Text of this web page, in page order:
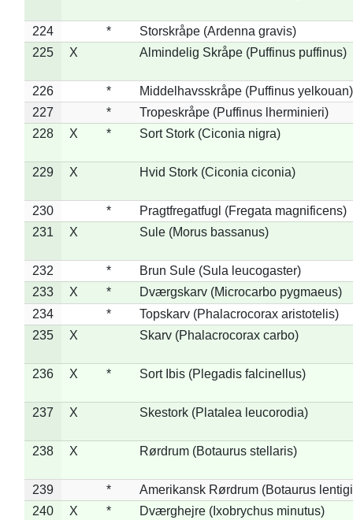
224 *
Storskråpe (Ardenna gravis)
225
X Almindelig Skråpe (Puffinus puffinus)
226 *
Middelhavsskråpe (Puffinus yelkouan)
227
*
Tropeskråpe (Puffinus lherminieri)
228
X * Sort Stork (Ciconia nigra)
229 X Hvid Stork (Ciconia ciconia)
230 *
Pragtfregatfugl (Fregata magnificens)
231
X Sule (Morus bassanus)
232 *
Brun Sule (Sula leucogaster)
233
X *
Dværgskarv (Microcarbo pygmaeus)
234
*
Topskarv (Phalacrocorax aristotelis)
235
X Skarv (Phalacrocorax carbo)
236 X * Sort Ibis (Plegadis falcinellus)
237 X Skestork (Platalea leucorodia)
238 X Rørdrum (Botaurus stellaris)
239 *
Amerikansk Rørdrum (Botaurus
240
X * Dværghejre (Ixobrychus minutus)